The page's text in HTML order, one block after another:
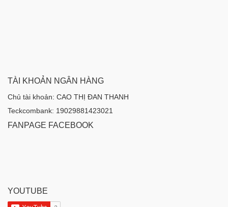
TÀI KHOẢN NGÂN HÀNG
Chủ tài khoản: CAO THỊ ĐAN THANH
Teckcombank: 19029881423021
FANPAGE FACEBOOK
YOUTUBE